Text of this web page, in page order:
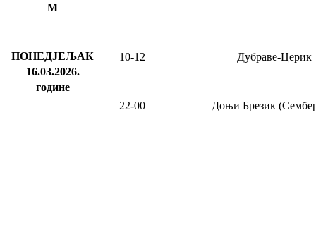
М
ПОНЕДЈЕЉАК
16.03.2026.
године
10-12 Дубраве-Церик
22-00 Доњи Брезик